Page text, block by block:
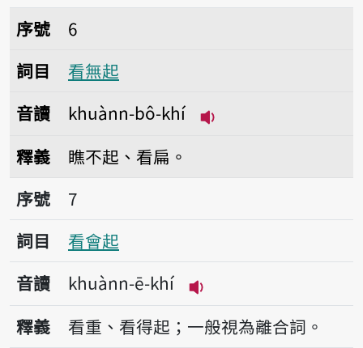
序號6看無起
序號
6
詞目
看無起
音讀
khuànn-bô-khí
釋義
瞧不起、看扁。
序號7看會起
序號
7
詞目
看會起
音讀
khuànn-ē-khí
播放音讀khuànn-ē-khí
釋義
看重、看得起；一般視為離合詞。